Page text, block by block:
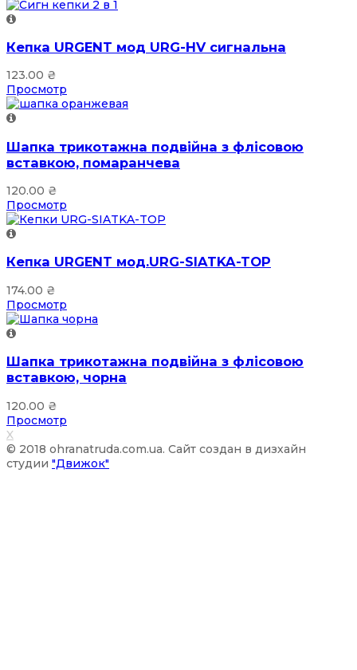
Кепка URGENT мод URG-HV сигнальна
123.00 ₴
Просмотр
Шапка трикотажна подвійна з флісовою
вставкою, помаранчева
120.00 ₴
Просмотр
Кепка URGENT мод.URG-SIATKA-TOP
174.00 ₴
Просмотр
Шапка трикотажна подвійна з флісовою
вставкою, чорна
120.00 ₴
Просмотр
X
© 2018 ohranatruda.com.ua. Сайт создан в дизхайн
студии "Движок"